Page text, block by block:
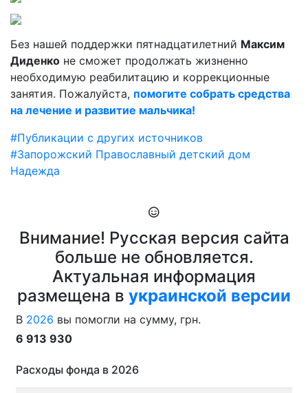
Без нашей поддержки пятнадцатилетний Максим
Диденко не сможет продолжать жизненно
необходимую реабилитацию и коррекционные
занятия. Пожалуйста, помогите собрать средства
на лечение и развитие мальчика!
#Публикации с других источников
#Запорожский Православный детский дом
Надежда
Внимание! Русская версия сайта
больше не обновляется.
Актуальная информация
размещена в украинской версии
В 2026 вы помогли на сумму, грн.
6 913 930
Расходы фонда в 2026